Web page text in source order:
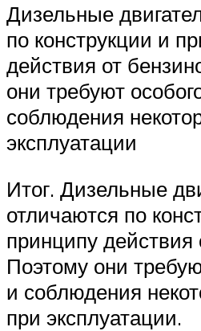
Дизельные
по конструкции и
действия от
они требуют
соблюдения
эксплуатации
Итог. Дизельные
отличаются по
принципу действия
Поэтому они
и соблюдения
при эксплуатации.